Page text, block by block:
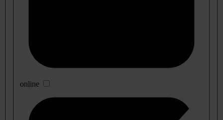
online